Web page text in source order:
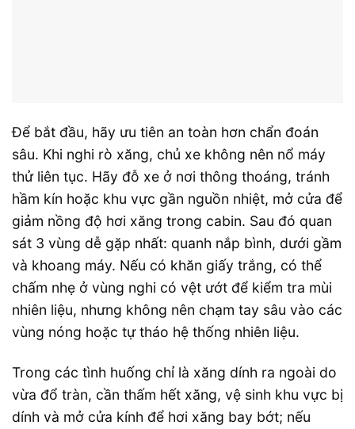
Để bắt đầu, hãy ưu tiên an toàn hơn chẩn đoán
sâu. Khi nghi rò xăng, chủ xe không nên nổ máy
thử liên tục. Hãy đỗ xe ở nơi thông thoáng, tránh
hầm kín hoặc khu vực gần nguồn nhiệt, mở cửa để
giảm nồng độ hơi xăng trong cabin. Sau đó quan
sát 3 vùng dễ gặp nhất: quanh nắp bình, dưới gầm
và khoang máy. Nếu có khăn giấy trắng, có thể
chấm nhẹ ở vùng nghi có vệt ướt để kiểm tra mùi
nhiên liệu, nhưng không nên chạm tay sâu vào các
vùng nóng hoặc tự tháo hệ thống nhiên liệu.
Trong các tình huống chỉ là xăng dính ra ngoài do
vừa đổ tràn, cần thấm hết xăng, vệ sinh khu vực bị
dính và mở cửa kính để hơi xăng bay bớt; nếu